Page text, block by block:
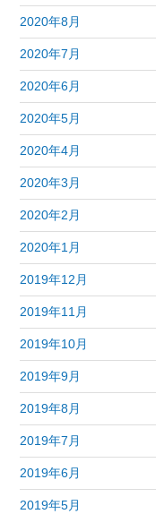
2020年8月
2020年7月
2020年6月
2020年5月
2020年4月
2020年3月
2020年2月
2020年1月
2019年12月
2019年11月
2019年10月
2019年9月
2019年8月
2019年7月
2019年6月
2019年5月